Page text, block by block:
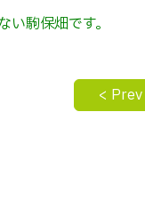
駒保畑です。
< Prev